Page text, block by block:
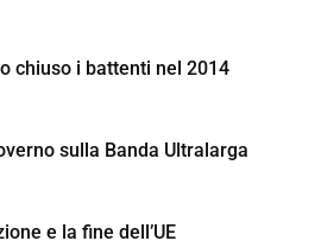
chiuso i battenti nel 2014
sulla Banda Ultralarga
e la fine dell’UE